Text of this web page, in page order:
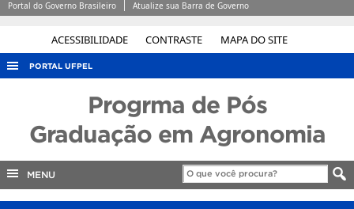
ACESSIBILIDADE CONTRASTE MAPA DO SITE
Portal do Governo Brasileiro Atualize sua Barra de Governo
PORTAL UFPEL
CONCURSOS
EDITAIS
Progrma de Pós
Graduação em Agronomia
MENU